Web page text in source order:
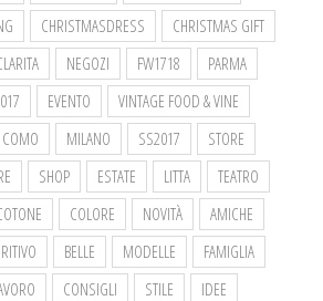
CHRISTMASDRESS
CHRISTMAS GIFT
NEGOZI FW1718
PARMA
EVENTO
VINTAGE FOOD & VINE
COMO MILANO SS2017
STORE
SHOP ESTATE LITTA
TEATRO
COLORE NOVITÀ
AMICHE
BELLE MODELLE
FAMIGLIA
CONSIGLI STILE
IDEE